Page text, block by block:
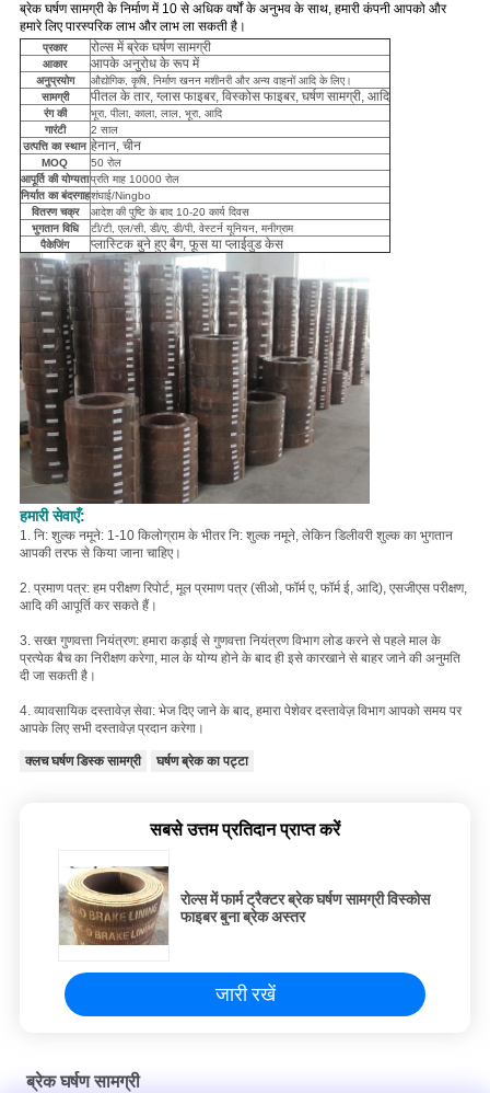
ब्रेक घर्षण सामग्री के निर्माण में 10 से अधिक वर्षों के अनुभव के साथ, हमारी कंपनी आपको और
हमारे लिए पारस्परिक लाभ और लाभ ला सकती है।
प्रकार रोल्स में ब्रेक घर्षण सामग्री
आकार आपके अनुरोध के रूप में
अनुप्रयोग
औद्योगिक, कृषि, निर्माण खनन मशीनरी और अन्य वाहनों आदि के लिए।
सामग्री
पीतल के तार, ग्लास फाइबर, विस्कोस फाइबर, घर्षण सामग्री, आदि
रंग की
भूरा, पीला, काला, लाल, भूरा, आदि
गारंटी
2 साल
उत्पत्ति का स्थान हेनान, चीन
MOQ
50 रोल
आपूर्ति की योग्यताप्रति माह 10000 रोल
निर्यात का बंदरगाहशंघाई/Ningbo
वितरण चक्र
आदेश की पुष्टि के बाद 10-20 कार्य दिवस
भुगतान विधि
टी/टी, एल/सी, डी/ए, डी/पी, वेस्टर्न यूनियन, मनीग्राम
पैकेजिंग
प्लास्टिक बुने हुए बैग, फूस या प्लाईवुड केस
हमारी सेवाएँ:
1. नि: शुल्क नमूने: 1-10 किलोग्राम के भीतर नि: शुल्क नमूने, लेकिन डिलीवरी शुल्क का भुगतान
आपकी तरफ से किया जाना चाहिए।
2. प्रमाण पत्र: हम परीक्षण रिपोर्ट, मूल प्रमाण पत्र (सीओ, फॉर्म ए, फॉर्म ई, आदि), एसजीएस परीक्षण,
आदि की आपूर्ति कर सकते हैं।
3. सख्त गुणवत्ता नियंत्रण: हमारा कड़ाई से गुणवत्ता नियंत्रण विभाग लोड करने से पहले माल के
प्रत्येक बैच का निरीक्षण करेगा, माल के योग्य होने के बाद ही इसे कारखाने से बाहर जाने की अनुमति
दी जा सकती है।
4. व्यावसायिक दस्तावेज़ सेवा: भेज दिए जाने के बाद, हमारा पेशेवर दस्तावेज़ विभाग आपको समय पर
आपके लिए सभी दस्तावेज़ प्रदान करेगा।
क्लच घर्षण डिस्क सामग्री घर्षण ब्रेक का पट्टा
सबसे उत्तम प्रतिदान प्राप्त करें
रोल्स में फार्म ट्रैक्टर ब्रेक घर्षण सामग्री विस्कोस
फाइबर बुना ब्रेक अस्तर
जारी रखें
ब्रेक घर्षण सामग्री